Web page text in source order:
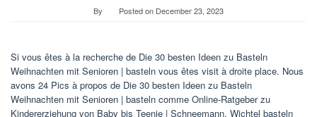
By Posted on December 23, 2023
Si vous êtes à la recherche de Die 30 besten Ideen zu Basteln
Weihnachten mit Senioren | basteln vous êtes visit à droite place. Nous
avons 24 Pics à propos de Die 30 besten Ideen zu Basteln
Weihnachten mit Senioren | basteln comme Online-Ratgeber zu
Kindererziehung von Baby bis Teenie | Schneemann, Wichtel basteln